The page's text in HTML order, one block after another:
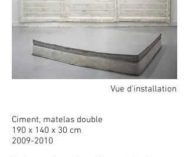
Ciment, matelas double
190 x 140 x 30 cm
2009-2010
Vue d'installation